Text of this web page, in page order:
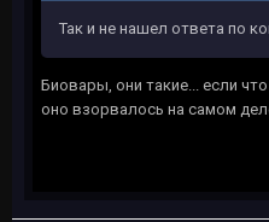
Так и не нашел ответа по
Биовары, они такие... если
оно взорвалось на самом